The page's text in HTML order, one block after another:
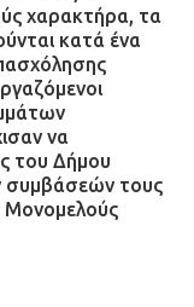
χαρακτήρα, τα
κατά ένα
να
του Δήμου
συμβάσεών τους
Μονομελούς